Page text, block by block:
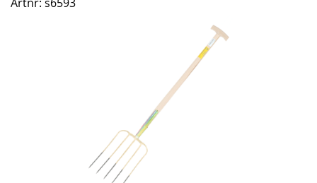
Artnr s6593